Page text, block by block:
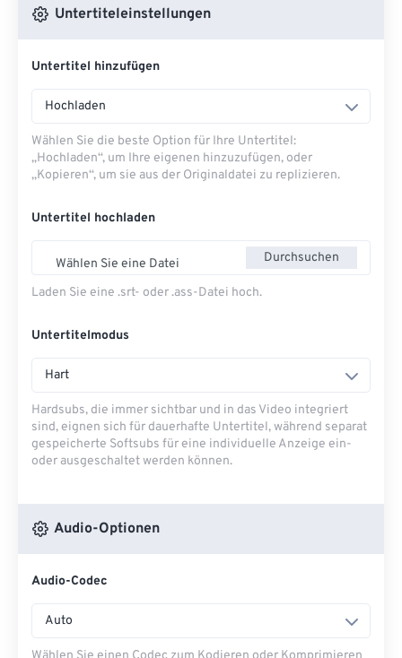
Untertiteleinstellungen
Untertitel hinzufügen
Hochladen
Wählen Sie die beste Option für Ihre Untertitel:
„Hochladen“, um Ihre eigenen hinzuzufügen, oder
„Kopieren“, um sie aus der Originaldatei zu replizieren.
Untertitel hochladen
Wählen Sie eine Datei Durchsuchen
Laden Sie eine .srt- oder .ass-Datei hoch.
Untertitelmodus
Hart
Hardsubs, die immer sichtbar und in das Video integriert
sind, eignen sich für dauerhafte Untertitel, während separat
gespeicherte Softsubs für eine individuelle Anzeige ein-
oder ausgeschaltet werden können.
Audio-Optionen
Audio-Codec
Auto